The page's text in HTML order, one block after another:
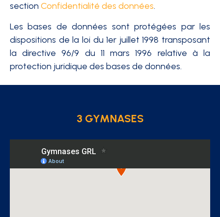
section Confidentialité des données.
Les bases de données sont protégées par les
dispositions de la loi du 1er juillet 1998 transposant
la directive 96/9 du 11 mars 1996 relative à la
protection juridique des bases de données.
3 GYMNASES